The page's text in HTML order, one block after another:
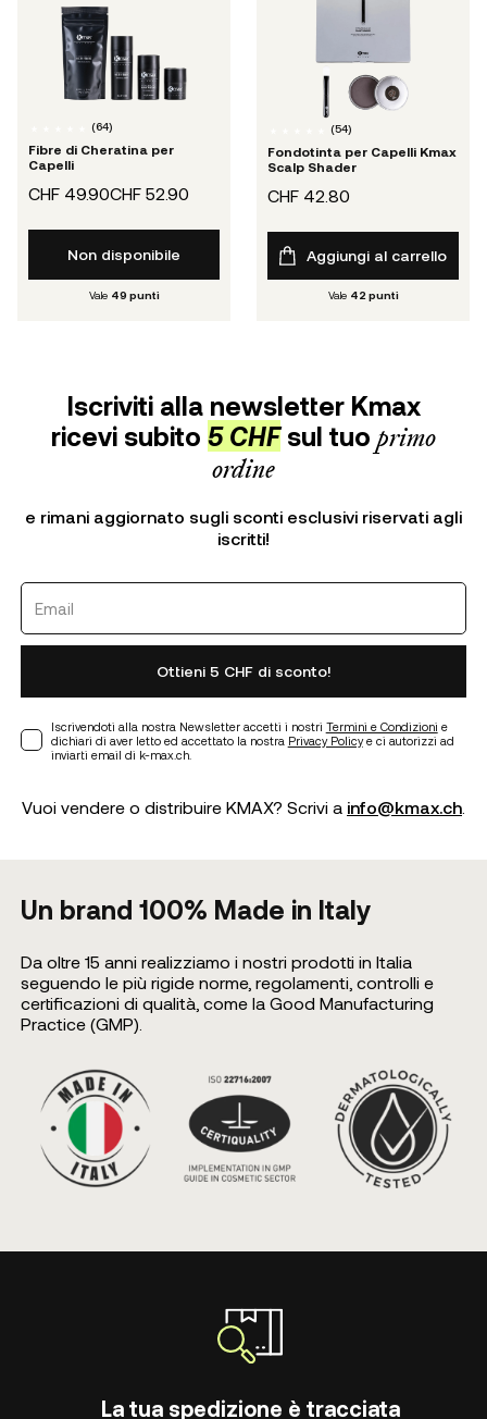
(64)
Fibre di Cheratina per
Capelli
CHF 49.90CHF 52.90
Non disponibile
Vale 49 punti
(54)
Fondotinta per Capelli Kmax
Scalp Shader
CHF 42.80
Aggiungi al carrello
Vale 42 punti
Iscriviti alla newsletter Kmax
ricevi subito 5 CHFsul tuo primo
ordine
e rimani aggiornato sugli sconti esclusivi riservati agli
iscritti!
Ottieni 5 CHF di sconto!
Iscrivendoti alla nostra Newsletter accetti i nostri Termini e Condizioni e
dichiari di aver letto ed accettato la nostra Privacy Policye ci autorizzi ad
inviarti email di k-max.ch.
Vuoi vendere o distribuire KMAX? Scrivi a info@kmax.ch
Un brand 100% Made in Italy
Da oltre 15 anni realizziamo i nostri prodotti in Italia
seguendo le più rigide norme, regolamenti, controlli e
certificazioni di qualità, come la Good Manufacturing
Practice (GMP).
La tua spedizione è tracciata